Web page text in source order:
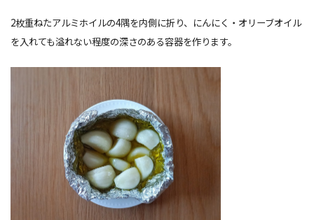
2枚重ねたアルミホイルの4隅を内側に折り、にんにく・オリーブオイル
を入れても溢れない程度の深さのある容器を作ります。